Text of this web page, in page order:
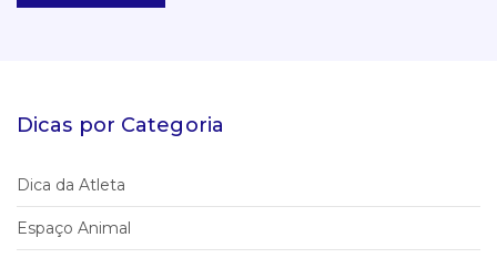
Dicas por Categoria
Dica da Atleta
Espaço Animal